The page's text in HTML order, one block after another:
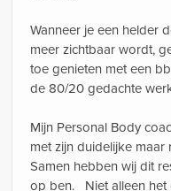
Wanneer je een helder
meer zichtbaar wordt,
toe genieten met een
de 80/20 gedachte
Mijn Personal Body
met zijn duidelijke maar
Samen hebben wij dit
op ben. Niet alleen het